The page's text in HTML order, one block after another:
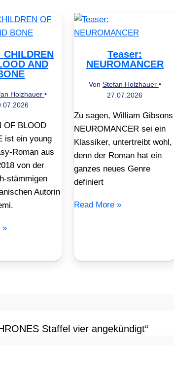
AND
Holzhauer•
OF BLOOD
ist ein young
Roman aus
von der
stämmigen
Autorin
»
Teaser:
NEUROMANCER
Von Stefan Holzhauer •
27.07.2026
Zu sagen, William Gibsons
NEUROMANCER sei ein
Klassiker, untertreibt wohl,
denn der Roman hat ein
ganzes neues Genre
definiert
Read More »
Staffel vier angekündigt“